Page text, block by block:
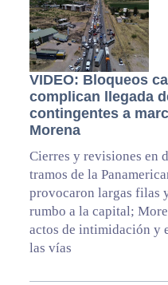
VIDEO: Bloqueos
complican llegada
contingentes a
Morena
Cierres y revisiones en
tramos de la
provocaron largas filas
rumbo a la capital;
actos de intimidación y
las vías